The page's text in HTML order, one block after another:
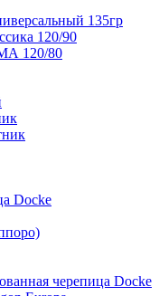
135гр
120/90
120/80
Docke
черепица Docke